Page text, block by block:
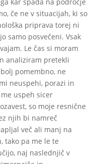
če ne v situacijah, ki so
priprava torej ni
samo posvečeni. Vsak
Le čas si moram
analiziram pretekli
pomembno, ne
neuspehi, porazi in
uspeh sicer
so moje resnične
njih bi namreč
več ali manj na
tako pa me le te
naj naslednjič v